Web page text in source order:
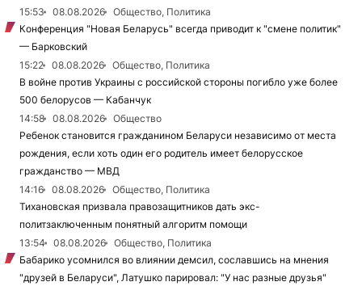
15:53
08.08.2026
Общество, Политика
Конференция "Новая Беларусь" всегда приводит к "смене политик"
— Барковский
15:22
08.08.2026
Общество, Политика
В войне против Украины с российской стороны погибло уже более
500 белорусов — Кабанчук
14:58
08.08.2026
Общество
Ребенок становится гражданином Беларуси независимо от места
рождения, если хоть один его родитель имеет белорусское
гражданство — МВД
14:16
08.08.2026
Общество, Политика
Тихановская призвала правозащитников дать экс-
политзаключенным понятный алгоритм помощи
13:54
08.08.2026
Общество, Политика
Бабарико усомнился во влиянии демсил, сославшись на мнения
"друзей в Беларуси", Латушко парировал: "У нас разные друзья"